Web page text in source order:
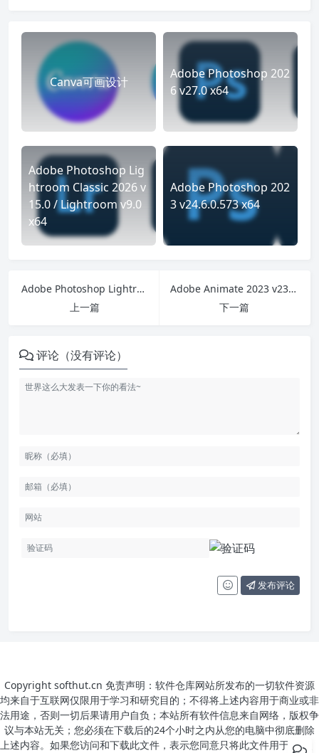
Canva可画设计
Adobe Photoshop 202
6 v27.0 x64
Adobe Photoshop Lig
htroom Classic 2026 v
15.0 / Lightroom v9.0
x64
Adobe Photoshop 202
3 v24.6.0.573 x64
Adobe Photoshop Lightroom Classic 2023 v12.4.0 x64 / Photoshop Lightroom v6.4.0
上一篇
Adobe Animate 2023 v23.0.2.103 x64
下一篇
评论（没有评论）
发布评论
Copyright softhut.cn 免责声明：软件仓库网站所发布的一切软件资源
均来自于互联网仅限用于学习和研究目的；不得将上述内容用于商业或非
法用途，否则一切后果请用户自负；本站所有软件信息来自网络，版权争
议与本站无关；您必须在下载后的24个小时之内从您的电脑中彻底删除
上述内容。如果您访问和下载此文件，表示您同意只将此文件用于参考、